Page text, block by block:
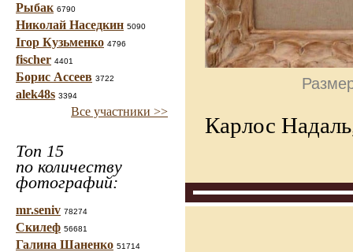
Рыбак 6790
Николай Наседкин 5090
Ігор Кузьменко 4796
fischer 4401
Борис Ассеев 3722
alek48s 3394
Все участники >>
Топ 15
по количеству
фотографий:
mr.seniv 78274
Скилеф 56681
Галина Шаненко 51714
Карлос